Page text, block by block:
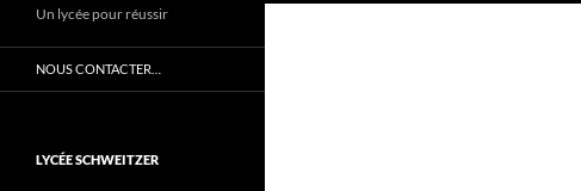
Un lycée pour réussir
NOUS CONTACTER…
LYCÉE SCHWEITZER